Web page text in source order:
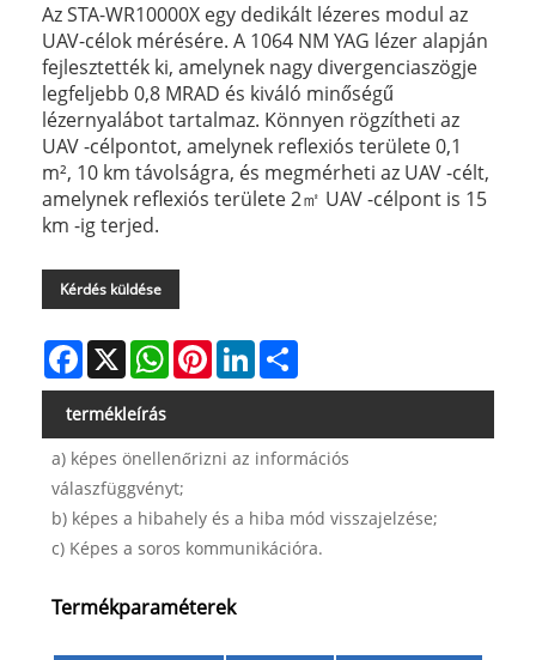
Az STA-WR10000X egy dedikált lézeres modul az
UAV-célok mérésére. A 1064 NM YAG lézer alapján
fejlesztették ki, amelynek nagy divergenciaszögje
legfeljebb 0,8 MRAD és kiváló minőségű
lézernyalábot tartalmaz. Könnyen rögzítheti az
UAV -célpontot, amelynek reflexiós területe 0,1
m², 10 km távolságra, és megmérheti az UAV -célt,
amelynek reflexiós területe 2㎡ UAV -célpont is 15
km -ig terjed.
Kérdés küldése
Facebook
X WhatsAppPinterestLinkedIn
termékleírás
a) képes önellenőrizni az információs
válaszfüggvényt;
b) képes a hibahely és a hiba mód visszajelzése;
c) Képes a soros kommunikációra.
Termékparaméterek